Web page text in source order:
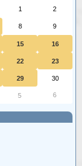
1 2
8 9
15 16
22 23
29 30
5 6